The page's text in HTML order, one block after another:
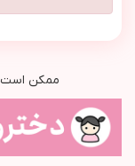
ممکن است